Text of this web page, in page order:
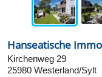
Hanseatische
Kirchenweg 29
25980 Westerland/Sylt